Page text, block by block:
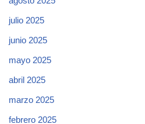
julio 2025
junio 2025
mayo 2025
abril 2025
marzo 2025
febrero 2025